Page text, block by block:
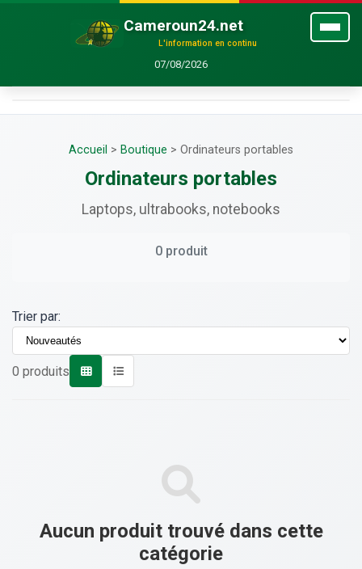
Cameroun24.net
L'information en continu
07/08/2026
Accueil > Boutique > Ordinateurs portables
Ordinateurs portables
Laptops, ultrabooks, notebooks
0 produit
Trier par:
0 produits
Aucun produit trouvé dans cette
catégorie